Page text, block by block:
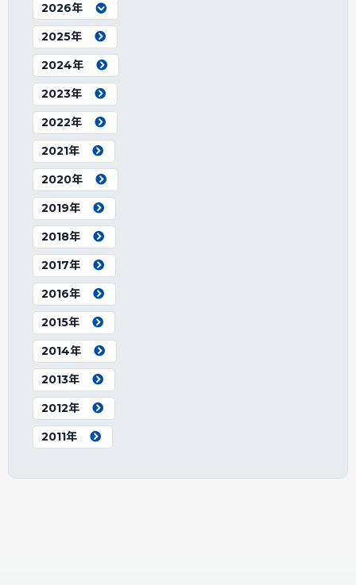
2026年
2025年
2024年
2023年
2022年
2021年
2020年
2019年
2018年
2017年
2016年
2015年
2014年
2013年
2012年
2011年